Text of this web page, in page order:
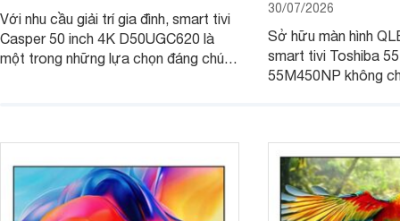
Với nhu cầu giải trí gia đình, smart tivi
Casper 50 inch 4K D50UGC620 là
một trong những lựa chọn đáng chú ý
30/07/2026
Sở hữu màn hình
smart tivi Toshiba
55M450NP không
nhiều đại lý giảm giá